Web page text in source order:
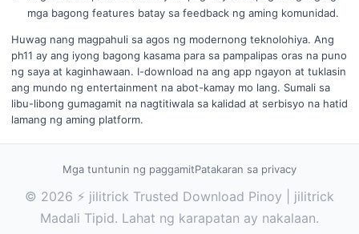
mga bagong features batay sa feedback ng aming komunidad.
Huwag nang magpahuli sa agos ng modernong teknolohiya. Ang
ph11 ay ang iyong bagong kasama para sa pampalipas oras na puno
ng saya at kaginhawaan. I-download na ang app ngayon at tuklasin
ang mundo ng entertainment na abot-kamay mo lang. Sumali sa
libu-libong gumagamit na nagtitiwala sa kalidad at serbisyo na hatid
lamang ng aming platform.
Mga tuntunin ng paggamitPatakaran sa privacy
© 2026 ⚡ jilitrick Trusted Download Pinoy | jilitrick
Madali Tipid. Lahat ng karapatan ay nakalaan.